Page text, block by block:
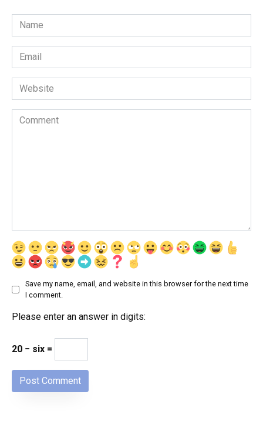
Name
*
Email
*
Website
Comment
Save my name, email, and website in this browser for the next time
I comment.
Please enter an answer in digits:
20 − six =